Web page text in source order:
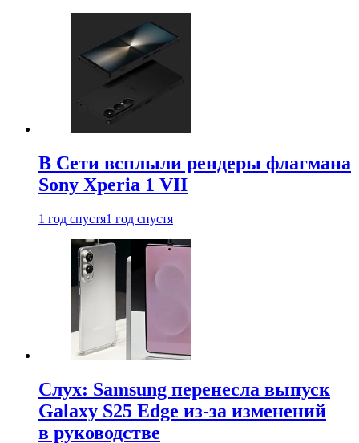
В Сети всплыли рендеры флагмана
Sony Xperia 1 VII
1 год спустя1 год спустя
Слух: Samsung перенесла выпуск
Galaxy S25 Edge из-за изменений
в руководстве